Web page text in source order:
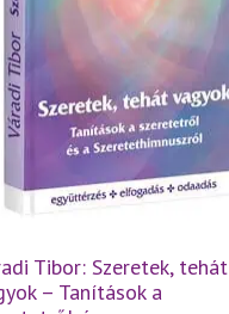
Tibor: Szeretek, tehát
– Tanítások a